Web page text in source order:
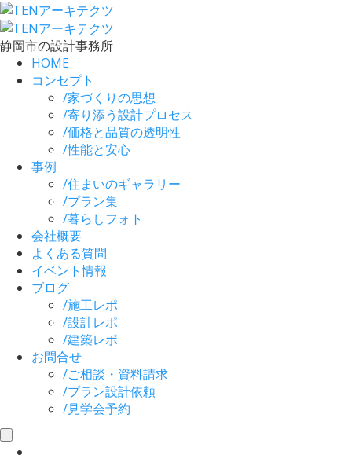
静岡市の設計事務所
HOME
コンセプト
/家づくりの思想
/寄り添う設計プロセス
/価格と品質の透明性
/性能と安心
事例
/住まいのギャラリー
/プラン集
/暮らしフォト
会社概要
よくある質問
イベント情報
ブログ
/施工レポ
/設計レポ
/建築レポ
お問合せ
/ご相談・資料請求
/プラン設計依頼
/見学会予約
toggle
navigation